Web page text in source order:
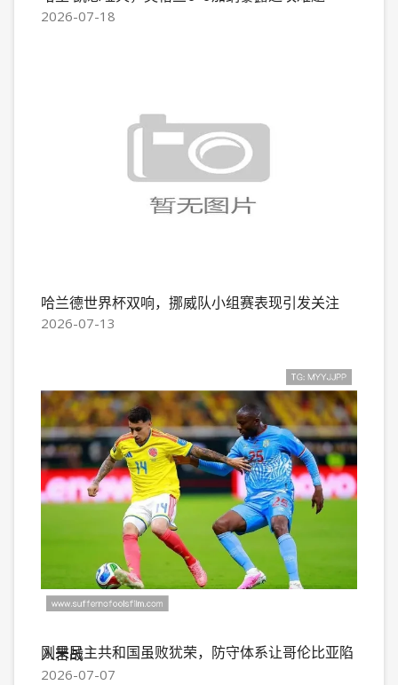
2026-07-18
哈兰德世界杯双响，挪威队小组赛表现引发关注
2026-07-13
刚果民主共和国虽败犹荣，防守体系让哥伦比亚陷入苦战
2026-07-07